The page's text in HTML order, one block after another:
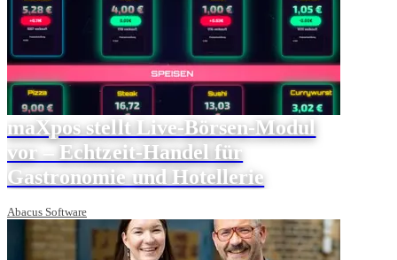
maXpos stellt Live-Börsen-Modul
vor – Echtzeit-Handel für
Gastronomie und Hotellerie
Abacus Software